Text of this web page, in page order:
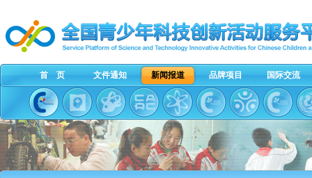
首 页 文件通知 新闻报道 品牌项目 国际交流